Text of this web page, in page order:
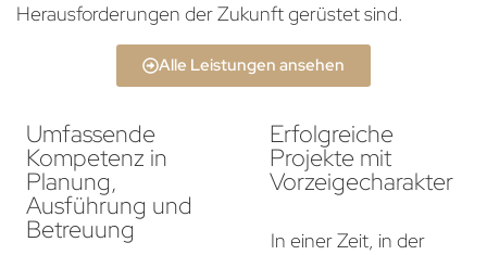
Herausforderungen der Zukunft gerüstet sind.
Alle Leistungen ansehen
Umfassende
Kompetenz in
Planung,
Ausführung und
Betreuung
Erfolgreiche
Projekte mit
Vorzeigecharakter
In einer Zeit, in der